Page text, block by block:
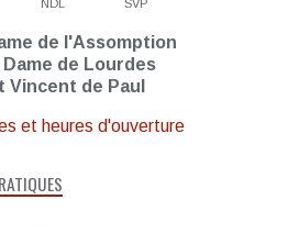
NDL SVP
de l'Assomption
Dame de Lourdes
Vincent de Paul
et heures d'ouverture